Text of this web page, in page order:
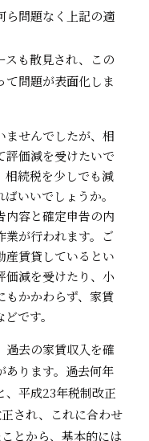
問題なく上記の適
スも散見され、この
て問題が表面化しま
ませんでしたが、相
評価減を受けたいで
相続税を少しでも減
いいでしょうか。
内容と確定申告の内
業が行われます。ご
産賃貸しているとい
価減を受けたり、小
もかかわらず、家賃
です。
去の家賃収入を確
あります。過去何年
、平成23年税制改正
され、これに合わせ
とから、基本的には